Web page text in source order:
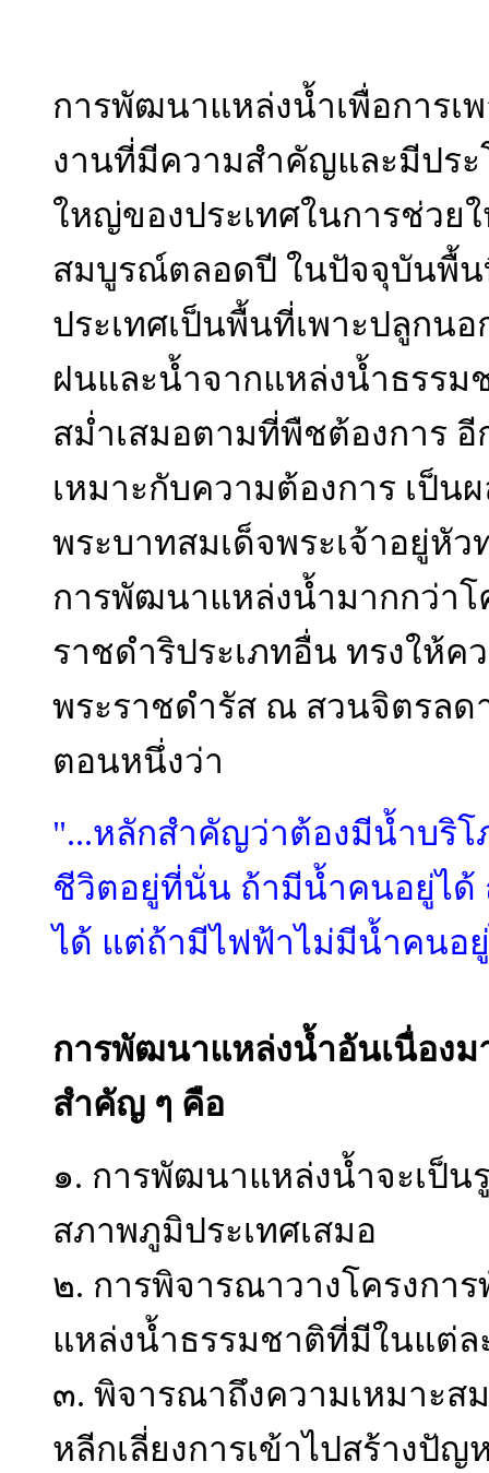
การพัฒนาแหล่งน้ำเพื่อการเ
งานที่มีความสำคัญและมีปร
ใหญ่ของประเทศในการช่วย
สมบูรณ์ตลอดปี ในปัจจุบันพื้น
ประเทศเป็นพื้นที่เพาะปลูกน
ฝนและน้ำจากแหล่งน้ำธรร
สม่ำเสมอตามที่พืชต้องการ
เหมาะกับความต้องการ เป็น
พระบาทสมเด็จพระเจ้าอยู่หั
การพัฒนาแหล่งน้ำมากกว่า
ราชดำริประเภทอื่น ทรงให้
พระราชดำรัส ณ สวนจิตรล
ตอนหนึ่งว่า
"...หลักสำคัญว่าต้องมีน้ำบริโ
ชีวิตอยู่ที่นั่น ถ้ามีน้ำคนอยู่ได้
ได้ แต่ถ้ามีไฟฟ้าไม่มีน้ำคนอ
การพัฒนาแหล่งน้ำอันเนื่อง
สำคัญ ๆ คือ
๑. การพัฒนาแหล่งน้ำจะเป็น
สภาพภูมิประเทศเสมอ
๒. การพิจารณาวางโครงกา
แหล่งน้ำธรรมชาติที่มีในแต่ล
๓. พิจารณาถึงความเหมาะส
หลีกเลี่ยงการเข้าไปสร้างปั